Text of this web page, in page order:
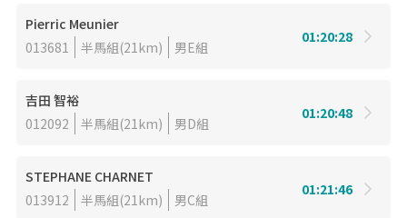
Pierric Meunier
013681
半馬組(21km) 男E組
01:20:28
吉田 智裕
012092
半馬組(21km) 男D組
01:20:48
STEPHANE CHARNET
013912
半馬組(21km) 男C組
01:21:46